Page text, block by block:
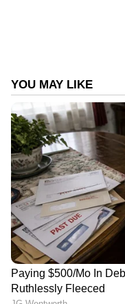
മോദിയുടെ
സഹകരണം
കുറിച്ച വിജയ്
സൂചനയും നൽകി.
നിയമസഭാ
സ്പീക്കർ
DOWNLOAD